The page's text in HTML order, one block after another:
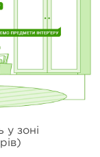
у зоні